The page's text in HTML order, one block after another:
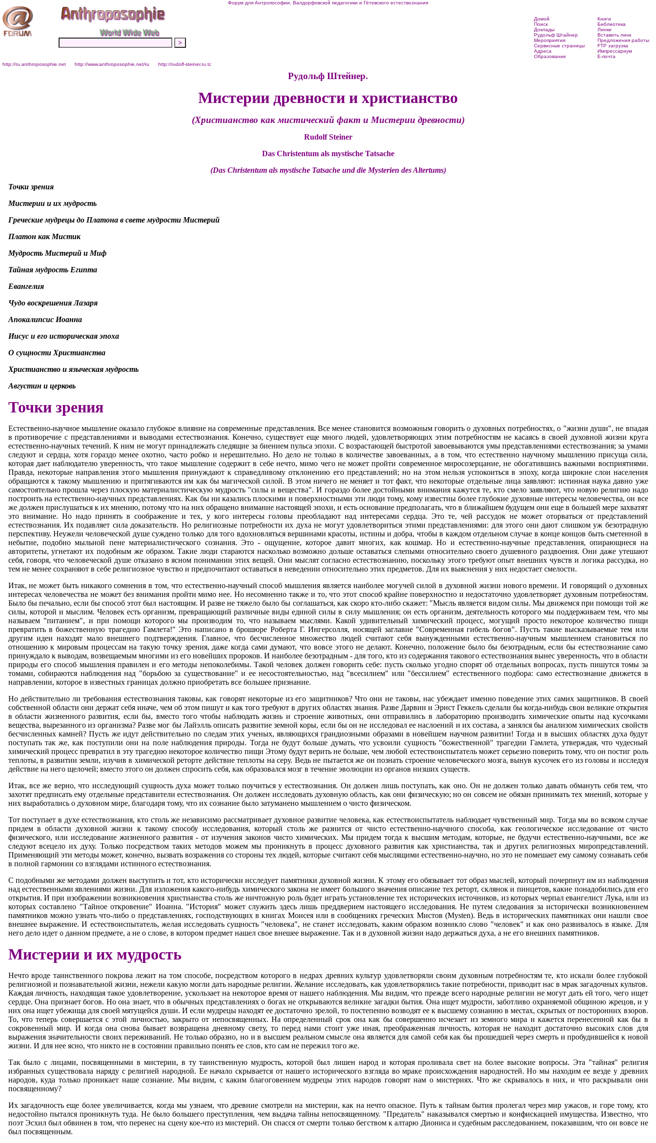
Форум для Антропософии, Валдорфовской педагогики и Гётевского естествознания
Домой
Поиск
Доклады
Рудольф Штайнер
Мероприятия
Сервисные страницы
Адреса
Образование
Книги
Библиотека
Линки
Вставить линк
Предложения работы
FTP загрузка
Импрессариум
Е-почта
http://ru.anthroposophie.net
http://www.anthroposophie.net/ru http://rudolf-steiner.ru.tc
Рудольф Штейнер.
Мистерии древности и христианство
(Христианство как мистический факт и Мистерии древности)
Rudolf Steiner
Das Christentum als mystische Tatsache
(Das Christentum als mystische Tatsache und die Mysterien des Altertums)
Точки зрения
Мистерии и их мудрость
Греческие мудрецы до Платона в свете мудрости Мистерий
Платон как Мистик
Мудрость Мистерий и Миф
Тайная мудрость Египта
Евангелия
Чудо воскрешения Лазаря
Aпокалипсис Иоанна
Иисус и его историческая эпоха
О сущности Христианства
Христианство и языческая мудрость
Августин и церковь
Точки зрения
Естественно-научное мышление оказало глубокое влияние на современные представления. Все менее становится возможным говорить о духовных потребностях, о "жизни души", не впадая
в противоречие с представлениями и выводами естествознания. Конечно, существует еще много людей, удовлетворяющих этим потребностям не касаясь в своей духовной жизни круга
естественно-научных течений. К ним не могут принадлежать следящие за биением пульса эпохи. С возрастающей быстротой завоевываются умы представлениями естествознания; за умами
следуют и сердца, хотя гораздо менее охотно, часто робко и нерешительно. Но дело не только в количестве завоеванных, а в том, что естественно научному мышлению присуща сила,
которая дает наблюдателю уверенность, что такое мышление содержит в себе нечто, мимо чего не может пройти современное миросозерцание, не обогатившись важными восприятиями.
Правда, некоторые направления этого мышления принуждают к справедливому отклонению его представлений; но на этом нельзя успокоиться в эпоху, когда широкие слои населения
обращаются к такому мышлению и притягиваются им как бы магической силой. В этом ничего не меняет и тот факт, что некоторые отдельные лица заявляют: истинная наука давно уже
самостоятельно прошла через плоскую материалистическую мудрость "силы и вещества". И гораздо более достойными внимания кажутся те, кто смело заявляют, что новую религию надо
построить на естественно-научных представлениях. Как бы ни казались плоскими и поверхностными эти люди тому, кому известны более глубокие духовные интересы человечества, он все
же должен прислушаться к их мнению, потому что на них обращено внимание настоящей эпохи, и есть основание предполагать, что в ближайшем будущем они еще в большей мере захватят
это внимание. Но надо принять в соображение и тех, у кого интересы головы преобладают над интересами сердца. Это те, чей рассудок не может оторваться от представлений
естествознания. Их подавляет сила доказательств. Но религиозные потребности их духа не могут удовлетвориться этими представлениями: для этого они дают слишком уж безотрадную
перспективу. Неужели человеческой душе суждено только для того вдохновляться вершинами красоты, истины и добра, чтобы в каждом отдельном случае в конце концов быть сметенной в
небытие, подобно мыльной пене материалистического сознания. Это - ощущение, которое давит многих, как кошмар. Но и естественно-научные представления, опирающиеся на
авторитеты, угнетают их подобным же образом. Такие люди стараются насколько возможно дольше оставаться слепыми относительно своего душевного раздвоения. Они даже утешают
себя, говоря, что человеческой душе отказано в ясном понимании этих вещей. Они мыслят согласно естествознанию, поскольку этого требуют опыт внешних чувств и логика рассудка, но
тем не менее сохраняют в себе религиозное чувство и предпочитают оставаться в неведении относительно этих предметов. Для их выяснения у них недостает смелости.
Итак, не может быть никакого сомнения в том, что естественно-научный способ мышления является наиболее могучей силой в духовной жизни нового времени. И говорящий о духовных
интересах человечества не может без внимания пройти мимо нее. Но несомненно также и то, что этот способ крайне поверхностно и недостаточно удовлетворяет духовным потребностям.
Было бы печально, если бы способ этот был настоящим. И разве не тяжело было бы соглашаться, как скоро кто-либо скажет: "Мысль является видом силы. Мы движемся при помощи той же
силы, которой и мыслим. Человек есть организм, превращающий различные виды единой силы в силу мышления; он есть организм, деятельность которого мы поддерживаем тем, что мы
называем "питанием", и при помощи которого мы производим то, что называем мыслями. Какой удивительный химический процесс, могущий просто некоторое количество пищи
превратить в божественную трагедию Гамлета!" Это написано в брошюре Роберта Г. Ингерсолля, носящей заглавие "Современная гибель богов". Пусть такие высказываемые тем или
другим идеи находят мало внешнего подтверждения. Главное, что бесчисленное множество людей считают себя вынужденными естественно-научным мышлением становиться по
отношению к мировым процессам на такую точку зрения, даже когда сами думают, что вовсе этого не делают. Конечно, положение было бы безотрадным, если бы естествознание само
принуждало к выводам, возвещаемым многими из его новейших пророков. И наиболее безотрадным - для того, кто из содержания такового естествознания вынес уверенность, что в области
природы его способ мышления правилен и его методы непоколебимы. Такой человек должен говорить себе: пусть сколько угодно спорят об отдельных вопросах, пусть пишутся томы за
томами, собираются наблюдения над "борьбою за существование" и ее несостоятельностью, над "всесилием" или "бессилием" естественного подбора: само естествознание движется в
направлении, которое в известных границах должно приобретать все большее признание.
Но действительно ли требования естествознания таковы, как говорят некоторые из его защитников? Что они не таковы, нас убеждает именно поведение этих самих защитников. В своей
собственной области они держат себя иначе, чем об этом пишут и как того требуют в других областях знания. Разве Дарвин и Эрнст Геккель сделали бы когда-нибудь свои великие открытия
в области жизненного развития, если бы, вместо того чтобы наблюдать жизнь и строение животных, они отправились в лабораторию производить химические опыты над кусочками
вещества, вырезанного из организма? Разве мог бы Лайэлль описать развитие земной коры, если бы он не исследовал ее наслоений и их состава, а занялся бы анализом химических свойств
бесчисленных камней? Пусть же идут действительно по следам этих ученых, являющихся грандиозными образами в новейшем научном развитии! Тогда и в высших областях духа будут
поступать так же, как поступили они на поле наблюдения природы. Тогда не будут больше думать, что усвоили сущность "божественной" трагедии Гамлета, утверждая, что чудесный
химический процесс превратил в эту трагедию некоторое количество пищи Этому будут верить не больше, чем любой естествоиспытатель может серьезно поверить тому, что он постиг роль
теплоты, в развитии земли, изучив в химической реторте действие теплоты на серу. Ведь не пытается же он познать строение человеческого мозга, вынув кусочек его из головы и исследуя
действие на него щелочей; вместо этого он должен спросить себя, как образовался мозг в течение эволюции из органов низших существ.
Итак, все же верно, что исследующий сущность духа может только поучиться у естествознания. Он должен лишь поступать, как оно. Он не должен только давать обмануть себя тем, что
захотят предписать ему отдельные представители естествознания. Он должен исследовать духовную область, как они физическую; но он совсем не обязан принимать тех мнений, которые у
них выработались о духовном мире, благодаря тому, что их сознание было затуманено мышлением о чисто физическом.
Тот поступает в духе естествознания, кто столь же независимо рассматривает духовное развитие человека, как естествоиспытатель наблюдает чувственный мир. Тогда мы во всяком случае
придем в области духовной жизни к такому способу исследования, который столь же разнится от чисто естественно-научного способа, как геологическое исследование от чисто
физического, или исследование жизненного развития - от изучения законов чисто химических. Мы придем тогда к высшим методам, которые, не будучи естественно-научными, все же
следуют всецело их духу. Только посредством таких методов можем мы проникнуть в процесс духовного развития как христианства, так и других религиозных миропредставлений.
Применяющий эти методы может, конечно, вызвать возражения со стороны тех людей, которые считают себя мыслящими естественно-научно, но это не помешает ему самому сознавать себя
в полной гармонии со взглядами истинного естествознания.
С подобными же методами должен выступить и тот, кто исторически исследует памятники духовной жизни. К этому его обязывает тот образ мыслей, который почерпнут им из наблюдения
над естественными явлениями жизни. Для изложения какого-нибудь химического закона не имеет большого значения описание тех реторт, склянок и пинцетов, какие понадобились для его
открытия. И при изображении возникновения христианства столь же ничтожную роль будет играть установление тех исторических источников, из которых черпал евангелист Лука, или из
которых составлено "Тайное откровение" Иоанна. "История" может служить здесь лишь преддверием настоящего исследования. Не путем следования за исторически возникновением
памятников можно узнать что-либо о представлениях, господствующих в книгах Моисея или в сообщениях греческих Мистов (Mysten). Ведь в исторических памятниках они нашли свое
внешнее выражение. И естествоиспытатель, желая исследовать сущность "человека", не станет исследовать, каким образом возникло слово "человек" и как оно развивалось в языке. Для
него дело идет о данном предмете, а не о слове, в котором предмет нашел свое внешее выражение. Так и в духовной жизни надо держаться духа, а не его внешних памятников.
Мистерии и их мудрость
Нечто вроде таинственного покрова лежит на том способе, посредством которого в недрах древних культур удовлетворяли своим духовным потребностям те, кто искали более глубокой
религиозной и познавательной жизни, нежели какую могли дать народные религии. Желание исследовать, как удовлетворялись такие потребности, приводит нас в мрак загадочных культов.
Каждая личность, находящая такое удовлетворение, ускользает на некоторое время от нашего наблюдения. Мы видим, что прежде всего народные религии не могут дать ей того, чего ищет
сердце. Она признает богов. Но она знает, что в обычных представлениях о богах не открываются великие загадки бытия. Она ищет мудрости, заботливо охраняемой общиною жрецов, и у
них она ищет убежища для своей мятущейся души. И если мудрецы находят ее достаточно зрелой, то постепенно возводят ее к высшему сознанию в местах, скрытых от посторонних взоров.
То, что теперь совершается с этой личностью, закрыто от непосвященных. На определенный срок она как бы совершенно исчезает из земного мира и кажется перенесенной как бы в
сокровенный мир. И когда она снова бывает возвращена дневному свету, то перед нами стоит уже иная, преображенная личность, которая не находит достаточно высоких слов для
выражения значительности своих переживаний. Не только образно, но и в высшем реальном смысле она является для самой себя как бы прошедшей через смерть и пробудившейся к новой
жизни. И для нее ясно, что никто не в состоянии правильно понять ее слов, кто сам не пережил того же.
Так было с лицами, посвященными в мистерии, в ту таинственную мудрость, которой был лишен народ и которая проливала свет на более высокие вопросы. Эта "тайная" религия
избранных существовала наряду с религией народной. Ее начало скрывается от нашего исторического взгляда во мраке происхождения народностей. Но мы находим ее везде у древних
народов, куда только проникает наше сознание. Мы видим, с каким благоговением мудрецы этих народов говорят нам о мистериях. Что же скрывалось в них, и что раскрывали они
посвященному?
Их загадочность еще более увеличивается, когда мы узнаем, что древние смотрели на мистерии, как на нечто опасное. Путь к тайнам бытия пролегал через мир ужасов, и горе тому, кто
недостойно пытался проникнуть туда. Не было большего преступления, чем выдача тайны непосвященному. "Предатель" наказывался смертью и конфискацией имущества. Известно, что
поэт Эсхил был обвинен в том, что перенес на сцену кое-что из мистерий. Он спасся от смерти только бегством к алтарю Диониса и судебным расследованием, показавшим, что он вовсе не
был посвященным.